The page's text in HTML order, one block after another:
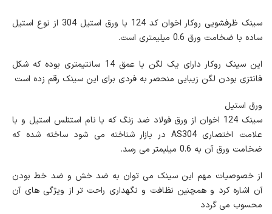
سینک ظرفشویی روکار اخوان کد 124 با ورق استیل 304 از نوع استیل
ساده با ضخامت ورق 0.6 میلیمتری است.
این سینک روکار دارای یک لگن با عمق 14 سانتیمتری بوده که شکل
فانتزی بودن لگن زیبایی منحصر به فردی برای این سینک رقم زده است
ورق استیل
سینک 124 اخوان از ورق فولاد ضد زنگ که با نام استنلس استیل و با
علامت اختصاری AS304 در بازار شناخته می شود ساخته شده که
ضخامت ورق آن به 0.6 میلیمتر می رسد.
از خصوصیات مهم این سینک می توان به ضد خش و ضد خط بودن
آن اشاره کرد و همچنین نظافت و نگهداری راحت تر از ویژگی های آن
محسوب می گردد